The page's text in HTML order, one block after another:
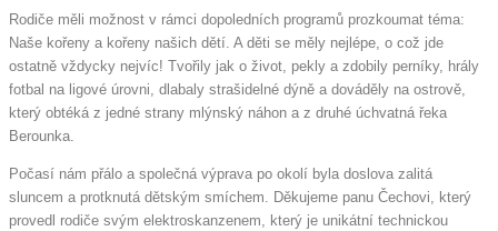
Rodiče měli možnost v rámci dopoledních programů prozkoumat téma:
Naše kořeny a kořeny našich dětí. A děti se měly nejlépe, o což jde
ostatně vždycky nejvíc! Tvořily jak o život, pekly a zdobily perníky, hrály
fotbal na ligové úrovni, dlabaly strašidelné dýně a dováděly na ostrově,
který obtéká z jedné strany mlýnský náhon a z druhé úchvatná řeka
Berounka.
Počasí nám přálo a společná výprava po okolí byla doslova zalitá
sluncem a protknutá dětským smíchem. Děkujeme panu Čechovi, který
provedl rodiče svým elektroskanzenem, který je unikátní technickou